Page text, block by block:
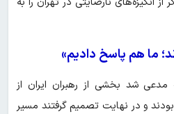
ما هم پاسخ دادیم»
مدعی شد بخشی از رهبران ایران از
و در نهایت تصمیم گرفتند مسیر